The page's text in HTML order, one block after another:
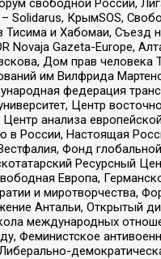
КрымSOS,
и Хабомаи,
Novaja Gazeta-Europe,
Дом прав
им Вилфрида
федерация
Центр
анализа
России, Настоящая
Фонд
Ресурсный
Европа,
и миротворчества,
Антальи, Открытый
международных
Феминистское